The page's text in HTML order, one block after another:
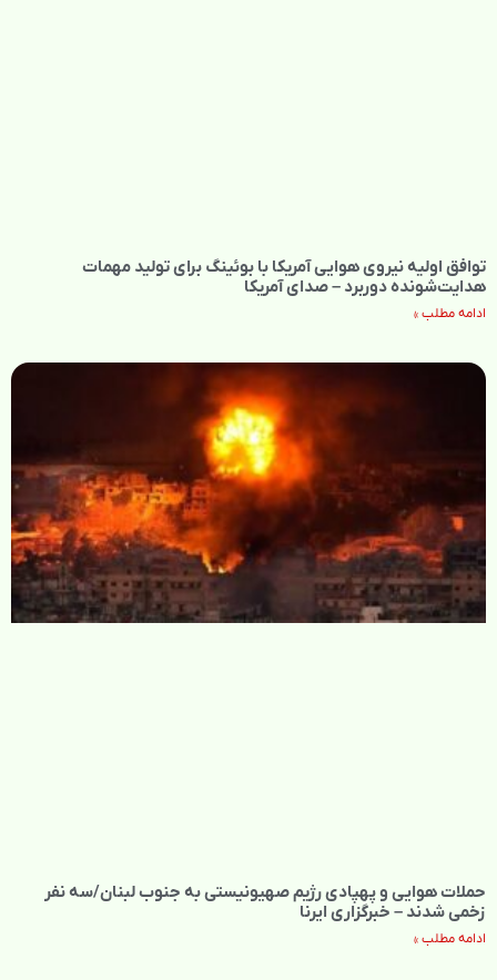
توافق اولیه نیروی هوایی آمریکا با بوئینگ برای تولید مهمات
هدایت‌شونده دوربرد – صدای آمریکا
ادامه مطلب »
حملات هوایی و پهپادی رژیم صهیونیستی به جنوب لبنان/سه نفر
زخمی شدند – خبرگزاری ایرنا
ادامه مطلب »